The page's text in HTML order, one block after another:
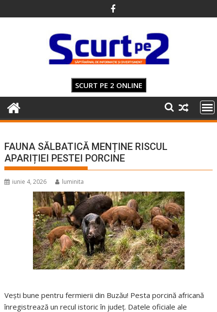
to
SCURT PE 2 ONLINE
FAUNA SĂLBATICĂ MENȚINE RISCUL
APARIȚIEI PESTEI PORCINE
iunie 4, 2026 luminita
Vești bune pentru fermierii din Buzău! Pesta porcină africană
înregistrează un recul istoric în județ. Datele oficiale ale